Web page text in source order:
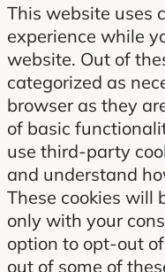
This website uses
experience while
website. Out of
categorized as
browser as they
of basic
use third-party
and understand
These cookies will
only with your
option to opt-out
out of some of